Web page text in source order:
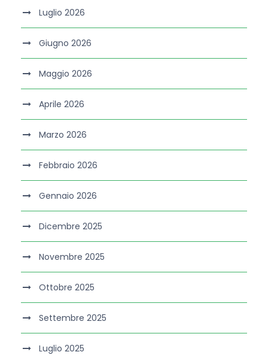
Luglio 2026
Giugno 2026
Maggio 2026
Aprile 2026
Marzo 2026
Febbraio 2026
Gennaio 2026
Dicembre 2025
Novembre 2025
Ottobre 2025
Settembre 2025
Luglio 2025